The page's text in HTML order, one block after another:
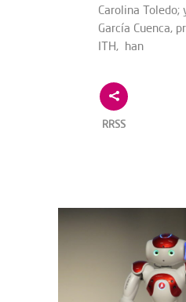
Carolina Toledo;
García Cuenca,
ITH, han
RRSS